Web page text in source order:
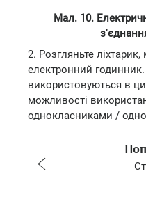
Мал. 10.
2. Розгляньте
електронний
використовуються в
можливості
однокласниками /